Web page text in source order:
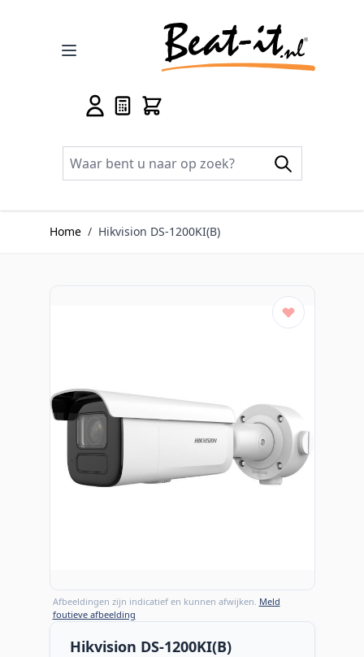
Home / Hikvision DS-1200KI(B)
Afbeeldingen zijn indicatief en kunnen afwijken. Meld
foutieve afbeelding
Hikvision DS-1200KI(B)